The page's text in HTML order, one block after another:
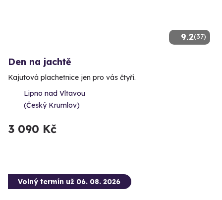
9.2(37)
Den na jachtě
Kajutová plachetnice jen pro vás čtyři.
Lipno nad Vltavou
(Český Krumlov)
3 090 Kč
Volný termín už 06. 08. 2026